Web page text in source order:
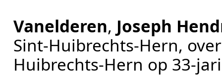
Vanelderen, Joseph
Sint-Huibrechts-Hern,
Huibrechts-Hern op 33-